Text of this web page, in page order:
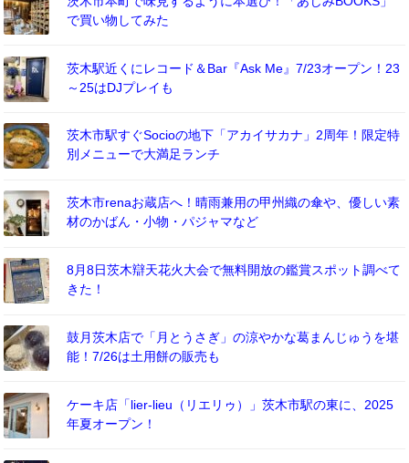
で買い物してみた
茨木駅近くにレコード＆Bar『Ask Me』7/23オープン！23
～25はDJプレイも
茨木市駅すぐSocioの地下「アカイサカナ」2周年！限定特
別メニューで大満足ランチ
茨木市renaお蔵店へ！晴雨兼用の甲州織の傘や、優しい素
材のかばん・小物・パジャマなど
8月8日茨木辯天花火大会で無料開放の鑑賞スポット調べて
きた！
鼓月茨木店で「月とうさぎ」の涼やかな葛まんじゅうを堪
能！7/26は土用餅の販売も
ケーキ店「lier-lieu（リエリゥ）」茨木市駅の東に、2025
年夏オープン！